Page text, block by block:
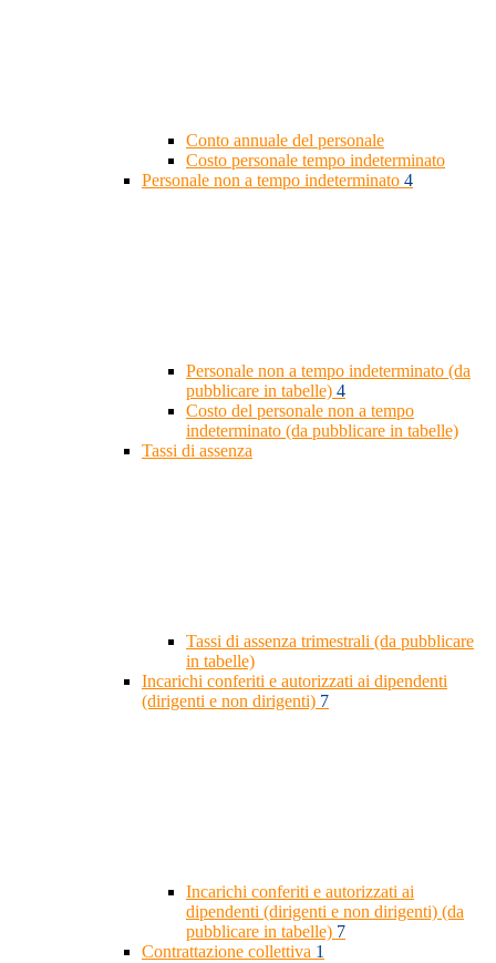
Conto annuale del personale
Costo personale tempo indeterminato
Personale non a tempo indeterminato 4
Personale non a tempo indeterminato (da
pubblicare in tabelle) 4
Costo del personale non a tempo
indeterminato (da pubblicare in tabelle)
Tassi di assenza
Tassi di assenza trimestrali (da pubblicare
in tabelle)
Incarichi conferiti e autorizzati ai dipendenti
(dirigenti e non dirigenti) 7
Incarichi conferiti e autorizzati ai
dipendenti (dirigenti e non dirigenti) (da
pubblicare in tabelle) 7
Contrattazione collettiva 1